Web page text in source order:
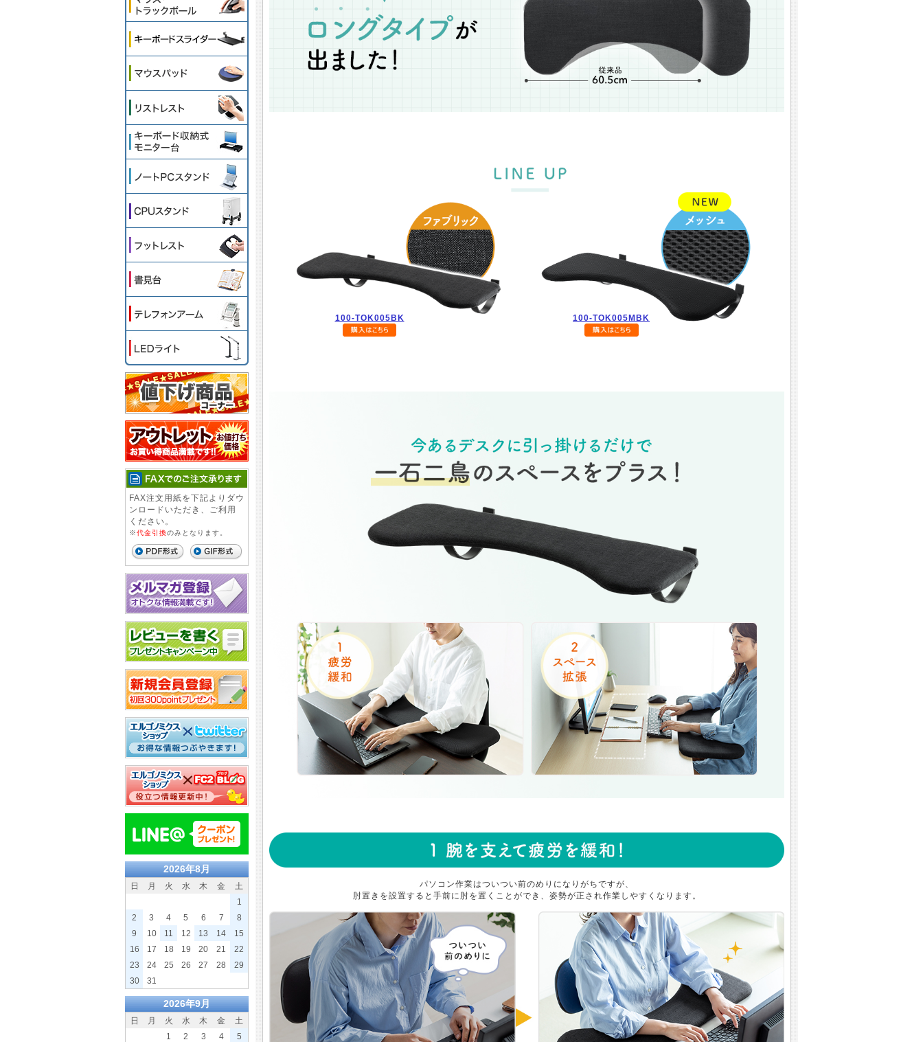
FAX注文用紙を下記よりダウ
ンロードいただき、ご利用
ください。
※代金引換のみとなります。
2026年8月
日 月 火 水 木 金
土
1
2
3 4 5 6 7
8
9
10 11 12 13 14
15
16
17 18 19 20 21
22
23
24 25 26 27 28
29
30
31
2026年9月
日 月 火 水 木 金
土
1
2 3 4 5
100-TOK005BK 100-TOK005MBK
パソコン作業はついつい前のめりになりがちですが、
肘置きを設置すると手前に肘を置くことができ、姿勢が正され作業しやすくなります。